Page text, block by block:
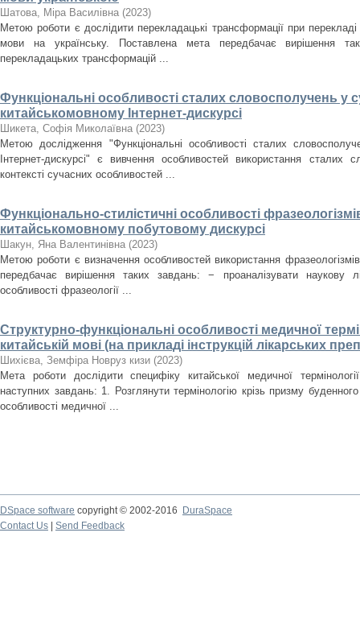
Шатова, Міра Василівна (2023)
Метою роботи є дослідити перекладацькі трансформації при
мови на українську. Поставлена мета передбачає вирішення
перекладацьких трансформацій ...
Функціональні особливості сталих словосполучень у
китайськомовному Інтернет-дискурсі
Шикета, Софія Миколаївна (2023)
Метою дослідження "Функціональні особливості сталих
Інтернет-дискурсі" є вивчення особливостей використання сталих
контексті сучасних особливостей ...
Функціонально-стилістичні особливості
китайськомовному побутовому дискурсі
Шакун, Яна Валентинівна (2023)
Метою роботи є визначення особливостей використання
передбачає вирішення таких завдань: − проаналізувати наукову
особливості фразеології ...
Структурно-функціональні особливості медичної
китайській мові (на прикладі інструкцій лікарських
Шихієва, Земфіра Новруз кизи (2023)
Мета роботи дослідити специфіку китайської медичної
наступних завдань: 1. Розглянути термінологію крізь призму
особливості медичної ...
DSpace software copyright © 2002-2016
DuraSpace
Contact Us
Send Feedback